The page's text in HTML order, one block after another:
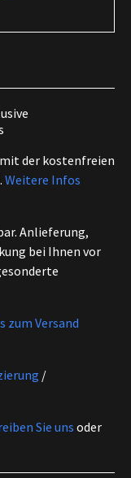
der kostenfreien
Weitere Infos
Anlieferung,
bei Ihnen vor
zum Versand
/
Sie uns oder